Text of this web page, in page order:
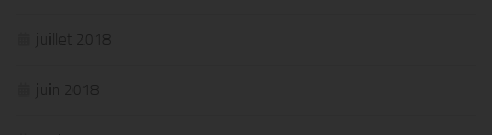
juillet 2018
juin 2018